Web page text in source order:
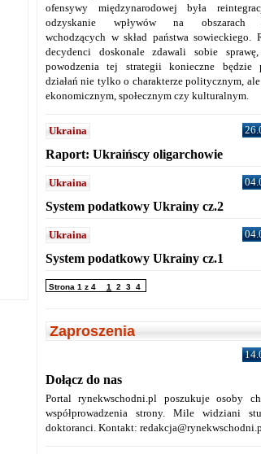
ofensywy międzynarodowej była
odzyskanie wpływów na obszarach
wchodzących w skład państwa sowieckiego.
decydenci doskonale zdawali sobie
powodzenia tej strategii konieczne będzie
działań nie tylko o charakterze politycznym,
ekonomicznym, społecznym czy kulturalnym.
Ukraina
Raport: Ukraińscy oligarchowie
Ukraina
System podatkowy Ukrainy cz.2
Ukraina
System podatkowy Ukrainy cz.1
Strona 1 z 4 1 2 3 4
Zaproszenia
Dołącz do nas
Portal rynekwschodni.pl poszukuje osoby
współprowadzenia strony. Mile widziani
doktoranci. Kontakt: